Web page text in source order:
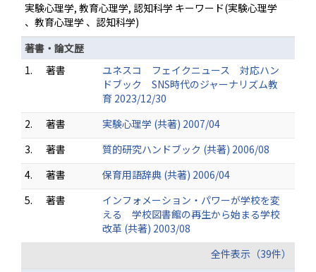
実験心理学, 教育心理学, 認知科学 キーワード(実験心理学
、教育心理学 、認知科学)
著書・論文歴
1.
著書
ユネスコ フェイクニュース 対応ハン
ドブック SNS時代のジャーナリズム教
育 2023/12/30
2.
著書
実験心理学 (共著) 2007/04
3.
著書
質的研究ハンドブック (共著) 2006/08
4.
著書
保育用語辞典 (共著) 2006/04
5.
著書
インフォメーション・パワーが学校を変
える 学校図書館の再生から始まる学校
改革 (共著) 2003/08
全件表示（39件）